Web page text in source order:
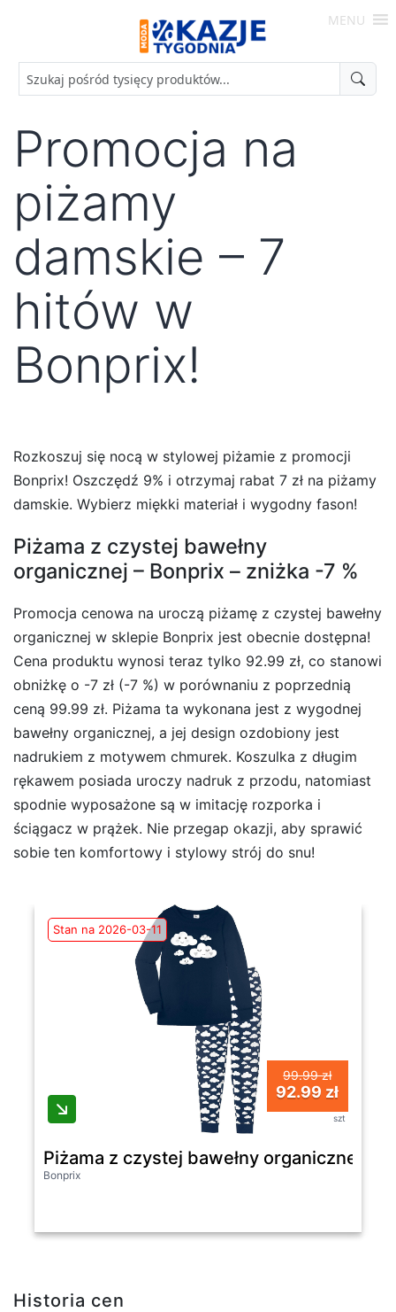
Moda
-
Okazje
MENU
Promocja na
piżamy
damskie – 7
hitów w
Bonprix!
Rozkoszuj się nocą w stylowej piżamie z promocji
Bonprix! Oszczędź 9% i otrzymaj rabat 7 zł na piżamy
damskie. Wybierz miękki materiał i wygodny fason!
Piżama z czystej bawełny
organicznej – Bonprix – zniżka -7 %
Promocja cenowa na uroczą piżamę z czystej bawełny
organicznej w sklepie Bonprix jest obecnie dostępna!
Cena produktu wynosi teraz tylko 92.99 zł, co stanowi
obniżkę o -7 zł (-7 %) w porównaniu z poprzednią
ceną 99.99 zł. Piżama ta wykonana jest z wygodnej
bawełny organicznej, a jej design ozdobiony jest
nadrukiem z motywem chmurek. Koszulka z długim
rękawem posiada uroczy nadruk z przodu, natomiast
spodnie wyposażone są w imitację rozporka i
ściągacz w prążek. Nie przegap okazji, aby sprawić
sobie ten komfortowy i stylowy strój do snu!
Stan na 2026-03-11
99.99 zł
92.99 zł
szt
Piżama z czystej bawełny organicznej -
Bonprix
Historia cen